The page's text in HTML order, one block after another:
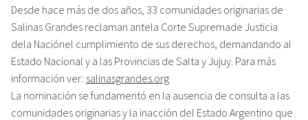
Desde hace más de dos años, 33 comunidades originarias de
Salinas Grandes reclaman antela Corte Supremade Justicia
dela Naciónel cumplimiento de sus derechos, demandando al
Estado Nacional y a las Provincias de Salta y Jujuy. Para más
información ver: salinasgrandes.org
La nominación se fundamentó en la ausencia de consulta a las
comunidades originarias y la inacción del Estado Argentino que